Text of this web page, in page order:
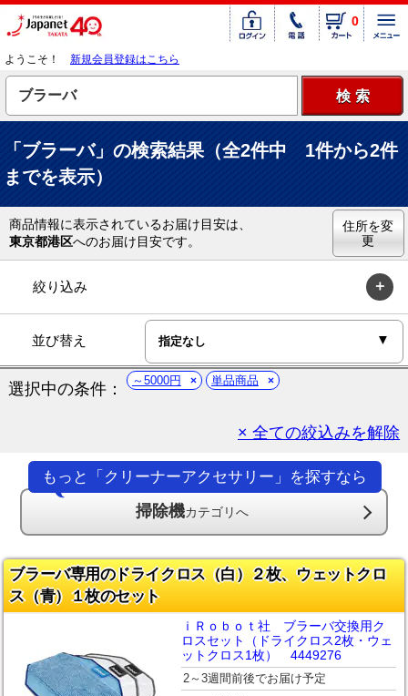
0
ようこそ！ 新規会員登録はこちら
「ブラーバ」の検索結果（全2件中 1件から2件
までを表示）
商品情報に表示されているお届け目安は、
東京都港区へのお届け目安です。
住所を変
更
絞り込み
並び替え
選択中の条件： ～5000円 単品商品
× 全ての絞込みを解除
もっと「クリーナーアクセサリー」を探すなら
掃除機カテゴリへ
ブラーバ専用のドライクロス（白）２枚、ウェットクロ
ス（青）１枚のセット
ｉＲｏｂｏｔ社 ブラーバ交換用ク
ロスセット（ドライクロス2枚・ウェ
ットクロス1枚） 4449276
2～3週間前後でお届け予定